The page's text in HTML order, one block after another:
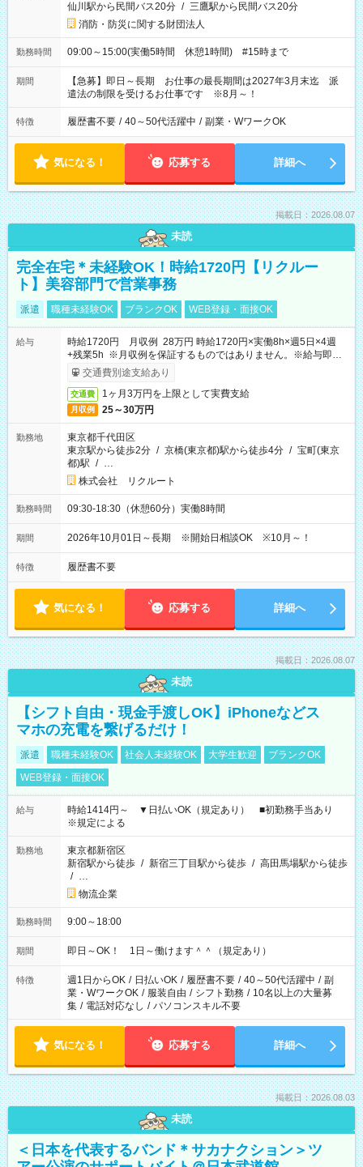
仙川駅から民間バス20分 / 三鷹駅から民間バス20分
消防・防災に関する財団法人
勤務時間 09:00～15:00(実働5時間 休憩1時間) #15時まで
期間
【急募】即日～長期 お仕事の最長期間は2027年3月末迄 派
遣法の制限を受けるお仕事です ※8月～！
特徴 履歴書不要 / 40～50代活躍中 / 副業・WワークOK
気になる！ 応募する 詳細へ
掲載日：2026.08.07
未読
完全在宅＊未経験OK！時給1720円【リクルー
ト】美容部門で営業事務
派遣 職種未経験OK ブランクOK WEB登録・面接OK
給与
時給1720円 月収例 28万円 時給1720円×実働8h×週5日×4週
+残業5h ※月収例を保証するものではありません。※給与即受
取りサービス利用可（利用条件有）
交通費別途支給あり
交通費 1ヶ月3万円を上限として実費支給
月収例 25～30万円
勤務地
東京都千代田区
東京駅から徒歩2分 / 京橋(東京都)駅から徒歩4分 / 宝町(東京
都)駅 / …
株式会社 リクルート
勤務時間 09:30-18:30（休憩60分）実働8時間
期間 2026年10月01日～長期 ※開始日相談OK ※10月～！
特徴 履歴書不要
気になる！ 応募する 詳細へ
掲載日：2026.08.07
未読
【シフト自由・現金手渡しOK】iPhoneなどス
マホの充電を繋げるだけ！
派遣 職種未経験OK 社会人未経験OK 大学生歓迎
ブランクOK
WEB登録・面接OK
給与
時給1414円～ ▼日払いOK（規定あり） ■初勤務手当あり
※規定による
勤務地
東京都新宿区
新宿駅から徒歩 / 新宿三丁目駅から徒歩 / 高田馬場駅から徒歩
/ …
物流企業
勤務時間 9:00～18:00
期間 即日～OK！ 1日～働けます＾＾（規定あり）
特徴 週1日からOK / 日払いOK / 履歴書不要 / 40～50代活躍中 / 副
業・WワークOK / 服装自由 / シフト勤務 / 10名以上の大量募
集 / 電話対応なし / パソコンスキル不要
気になる！ 応募する 詳細へ
掲載日：2026.08.03
未読
＜日本を代表するバンド＊サカナクション＞ツ